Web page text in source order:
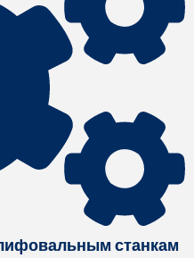
станкам